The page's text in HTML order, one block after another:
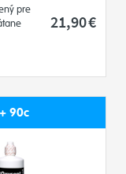
pre
21,90€
90c